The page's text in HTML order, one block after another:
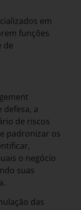
em
funções
de
defesa, a
de riscos
padronizar os
o negócio
suas
das